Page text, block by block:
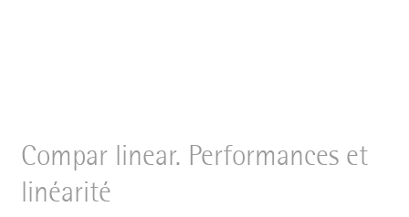
Compar linear. Performances et
linéarité